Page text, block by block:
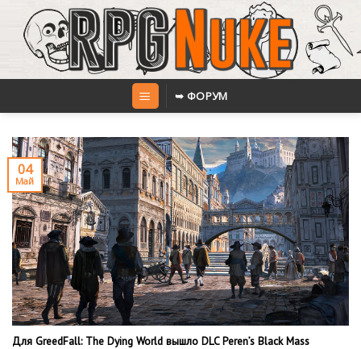
content
➥ ФОРУМ
Для GreedFall: The Dying World вышло DLC Peren’s Black Mass
04
Май